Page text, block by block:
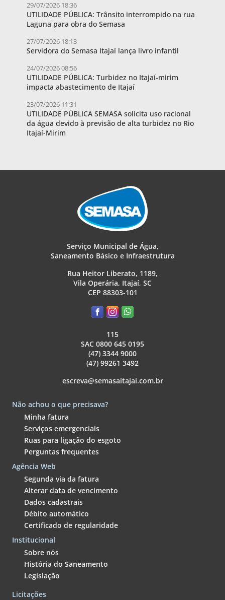
29/07/2026 18:36
UTILIDADE PÚBLICA: Trânsito interrompido na rua
Laguna para obra do Semasa
27/07/2026 18:13
Servidora do Semasa Itajaí lança livro infantil
24/07/2026 08:56
UTILIDADE PÚBLICA: Turbidez no Itajaí-mirim
impacta abastecimento de Itajaí
23/07/2026 11:31
UTILIDADE PÚBLICA SEMASA solicita uso racional
da água devido à previsão de alta turbidez no Rio
Itajaí-Mirim
Serviço Municipal de Água,
Saneamento Básico e Infraestrutura
Rua Heitor Liberato, 1189,
Vila Operária, Itajaí, SC
CEP 88303-101
115
SAC 0800 645 0195
(47) 3344 9000
(47) 99261 3492
escreva@semasaitajai.com.br
Não achou o que precisava?
Minha fatura
Serviços emergenciais
Ruas para ligação do esgoto
Perguntas frequentes
Agência Web
Segunda via da fatura
Alterar data de vencimento
Dados cadastrais
Débito automático
Certificado de regularidade
Institucional
Sobre nós
História do Saneamento
Legislação
Licitações